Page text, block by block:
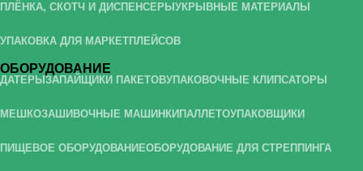
ПЛЁНКА, СКОТЧ И ДИСПЕНСЕРЫ УКРЫВНЫЕ МАТЕРИАЛЫ
УПАКОВКА ДЛЯ МАРКЕТПЛЕЙСОВ
ОБОРУДОВАНИЕ
ДАТЕРЫ ЗАПАЙЩИКИ ПАКЕТОВУПАКОВОЧНЫЕ КЛИПСАТОРЫ
МЕШКОЗАШИВОЧНЫЕ МАШИНКИ ПАЛЛЕТОУПАКОВЩИКИ
ПИЩЕВОЕ ОБОРУДОВАНИЕОБОРУДОВАНИЕ ДЛЯ СТРЕППИНГА